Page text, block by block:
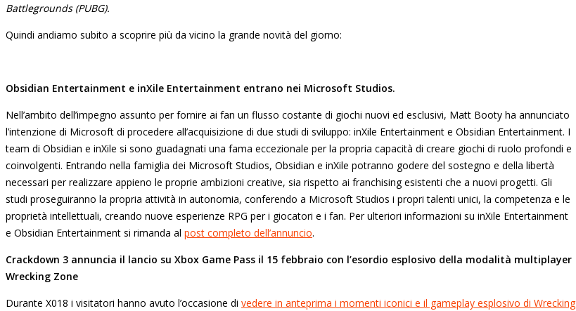
Battlegrounds (PUBG).
Quindi andiamo subito a scoprire più da vicino la grande novità del giorno:
Obsidian Entertainment e inXile Entertainment entrano nei Microsoft Studios.
Nell’ambito dell’impegno assunto per fornire ai fan un flusso costante di giochi nuovi ed esclusivi, Matt Booty ha annunciato
l’intenzione di Microsoft di procedere all’acquisizione di due studi di sviluppo: inXile Entertainment e Obsidian Entertainment. I
team di Obsidian e inXile si sono guadagnati una fama eccezionale per la propria capacità di creare giochi di ruolo profondi e
coinvolgenti. Entrando nella famiglia dei Microsoft Studios, Obsidian e inXile potranno godere del sostegno e della libertà
necessari per realizzare appieno le proprie ambizioni creative, sia rispetto ai franchising esistenti che a nuovi progetti. Gli
studi proseguiranno la propria attività in autonomia, conferendo a Microsoft Studios i propri talenti unici, la competenza e le
proprietà intellettuali, creando nuove esperienze RPG per i giocatori e i fan. Per ulteriori informazioni su inXile Entertainment
e Obsidian Entertainment si rimanda al post completo dell’annuncio.
Crackdown 3 annuncia il lancio su Xbox Game Pass il 15 febbraio con l’esordio esplosivo della modalità multiplayer
Wrecking Zone
Durante X018 i visitatori hanno avuto l’occasione di vedere in anteprima i momenti iconici e il gameplay esplosivo di Wrecking